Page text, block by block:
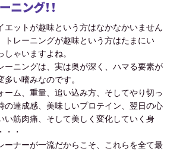
ニング！！
エットが趣味という方はなかなかいません
トレーニングが趣味という方はたまにい
しゃいますよね。
ーニングは、実は奥が深く、ハマる要素が
多い嗜みなのです。
ーム、重量、追い込み方、そしてやり切っ
の達成感、美味しいプロテイン、翌日の心
い筋肉痛、そして美しく変化していく身
・・
ーナーが一流だからこそ、これらを全て最